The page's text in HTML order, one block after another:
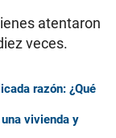
atentaron
veces.
razón: ¿Qué
vivienda y